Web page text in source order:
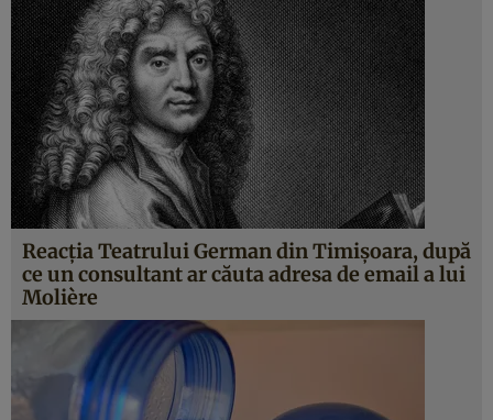
Reacţia Teatrului German din Timişoara, după
ce un consultant ar căuta adresa de email a lui
Molière